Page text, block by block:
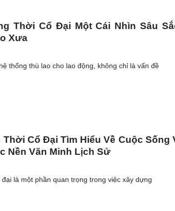
Thời Cổ Đại Một Cái Nhìn Sâu
Xưa
thống thù lao cho lao động, không chỉ là vấn đề
Thời Cổ Đại Tìm Hiểu Về Cuộc Sống
Nền Văn Minh Lịch Sử
là một phần quan trọng trong việc xây dựng